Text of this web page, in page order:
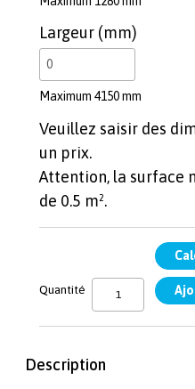
Largeur (mm)
Maximum 4150 mm
Veuillez saisir des
un prix.
Attention, la surface
de 0.5 m².
Quantité
Description